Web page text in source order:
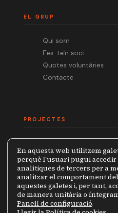
EL GRUP
Qui som
Fes-te'n soci
Quotes voluntàries
Contacte
PROJECTES
Premi Ramon Barnils
Col·lecció Periodistes
Mapa de la Censura
En aquesta web utilitzem
perquè l'usuari pugui accedir
analítiques de tercers per a
analitzar el comportament
aquestes galetes i, per tant,
de manera unitària o
Panell de configuració.